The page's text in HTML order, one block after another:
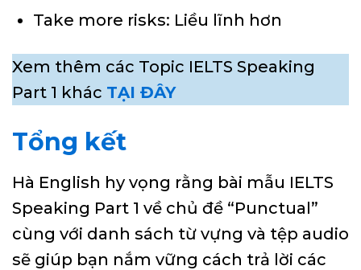
Take more risks: Liều lĩnh hơn
Xem thêm các Topic IELTS Speaking
Part 1 khác TẠI ĐÂY
Tổng kết
Hà English hy vọng rằng bài mẫu IELTS
Speaking Part 1 về chủ đề “Punctual”
cùng với danh sách từ vựng và tệp audio
sẽ giúp bạn nắm vững cách trả lời các